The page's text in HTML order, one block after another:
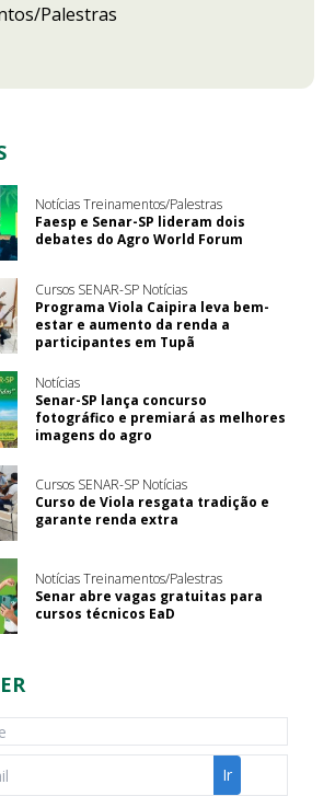
Palestras
Notícias Treinamentos/Palestras
Faesp e Senar-SP lideram dois
debates do Agro World Forum
Cursos SENAR-SP Notícias
Programa Viola Caipira leva bem-
estar e aumento da renda a
participantes em Tupã
Notícias
Senar-SP lança concurso
fotográfico e premiará as melhores
imagens do agro
Cursos SENAR-SP Notícias
Curso de Viola resgata tradição e
garante renda extra
Notícias Treinamentos/Palestras
Senar abre vagas gratuitas para
cursos técnicos EaD